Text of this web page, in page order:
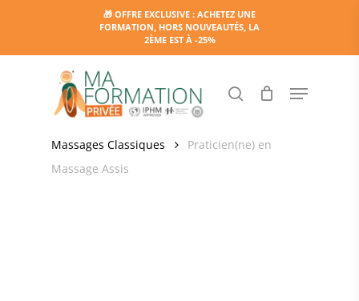
🎁 OFFRE EXCLUSIVE : ACHETEZ UNE
FORMATION, HORS NOUVEAUTÉS, LA
2ÈME EST À -25%
search Menu
Accueil Massages & soins corporels
Massages Classiques
Praticien(ne) en
Massage Assis